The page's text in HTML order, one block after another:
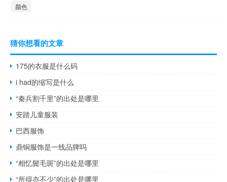
颜色
猜你想看的文章
175的衣服是什么码
i had的缩写是什么
“秦兵割千里”的出处是哪里
安踏儿童服装
巴西服饰
鼎铜服饰是一线品牌吗
“相忆鬓毛斑”的出处是哪里
“所得亦不少”的出处是哪里